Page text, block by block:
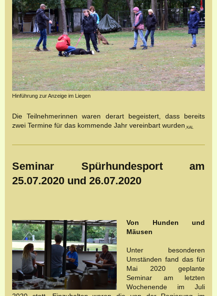
Hinführung zur Anzeige im Liegen
Die Teilnehmerinnen waren derart begeistert, dass bereits
zwei Termine für das kommende Jahr vereinbart wurden KAL
Seminar Spürhundesport am
25.07.2020 und 26.07.2020
Von Hunden und
Mäusen
Unter besonderen
Umständen fand das für
Mai 2020 geplante
Seminar am letzten
Wochenende im Juli